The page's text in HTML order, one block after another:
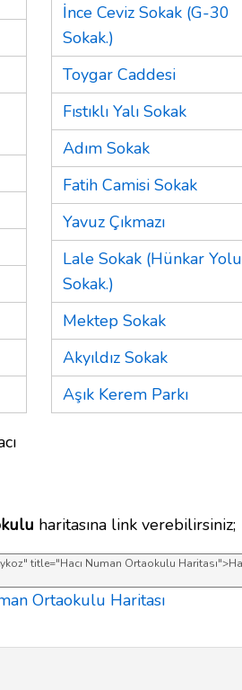
İnce Ceviz Sokak (G-30
Sokak.)
Toygar Caddesi
Fıstıklı Yalı Sokak
Adım Sokak
Fatih Camisi Sokak
Yavuz Çıkmazı
Lale Sokak (Hünkar Yolu
Sokak.)
Mektep Sokak
Akyıldız Sokak
Aşık Kerem Parkı
haritasına link verebilirsiniz;
Ortaokulu Haritası